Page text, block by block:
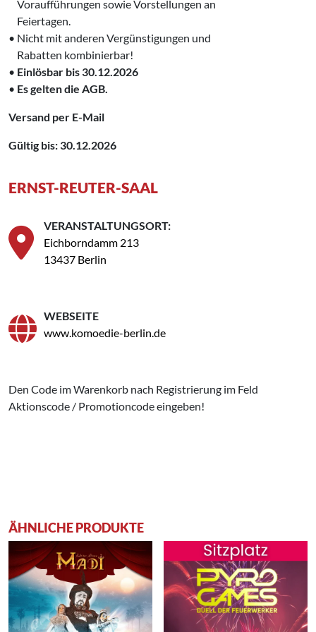
‌ Voraufführungen sowie Vorstellungen an
‌ Feiertagen.
• Nicht mit anderen Vergünstigungen und
‌ Rabatten kombinierbar!
• Einlösbar bis 30.12.2026
• Es gelten die AGB.
Versand per E-Mail
Gültig bis: 30.12.2026
ERNST-REUTER-SAAL
VERANSTALTUNGSORT:
Eichborndamm 213
13437 Berlin
WEBSEITE
www.komoedie-berlin.de
Den Code im Warenkorb nach Registrierung im Feld
Aktionscode / Promotioncode eingeben!
ÄHNLICHE PRODUKTE